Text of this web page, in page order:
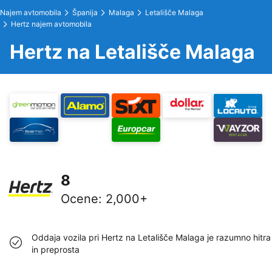
Najem avtomobila Španija Malaga
Letališče Malaga
Hertz najem avtomobila
Hertz na Letališče Malaga
8
Ocene: 2,000+
Oddaja vozila pri Hertz na Letališče Malaga je razumno hitra
in preprosta